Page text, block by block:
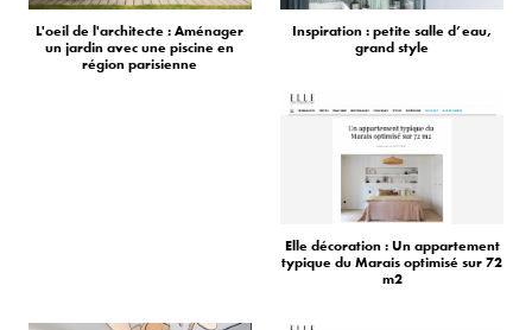
L'oeil de l'architecte : Aménager
un jardin avec une piscine en
région parisienne
Inspiration : petite salle d’eau,
grand style
Elle décoration : Un appartement
typique du Marais optimisé sur 72
m2